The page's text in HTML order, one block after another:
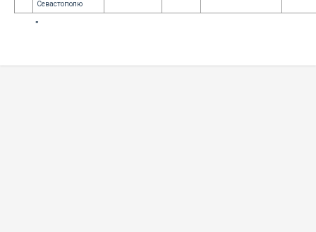
Севастополю
"